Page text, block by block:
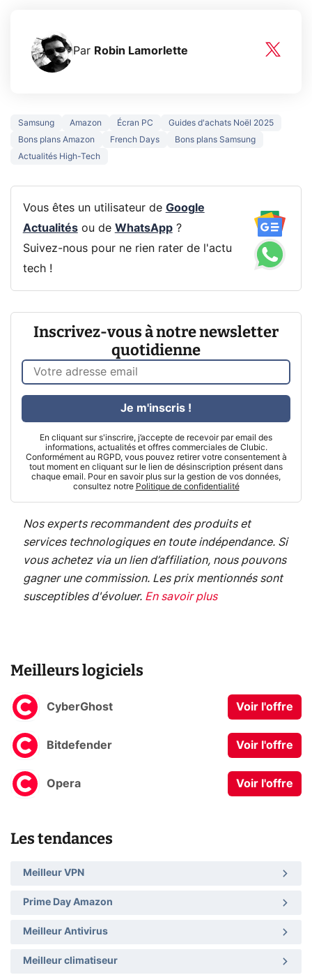
Par Robin Lamorlette
Samsung Amazon Écran PC
Guides d'achats Noël 2025
Bons plans Amazon
French Days
Bons plans Samsung
Actualités High-Tech
Vous êtes un utilisateur de Google
Actualitésou de WhatsApp?
Suivez-nous pour ne rien rater de l'actu
tech !
Inscrivez-vous à notre newsletter
quotidienne
En cliquant sur s'inscrire, j’accepte de recevoir par email des
informations, actualités et offres commerciales de Clubic.
Conformément au RGPD, vous pouvez retirer votre consentement à
tout moment en cliquant sur le lien de désinscription présent dans
chaque email. Pour en savoir plus sur la gestion de vos données,
consultez notre Politique de confidentialité
Je m'inscris !
Nos experts recommandent des produits et
services technologiques en toute indépendance. Si
vous achetez via un lien d’affiliation, nous pouvons
gagner une commission. Les prix mentionnés sont
susceptibles d'évoluer. En savoir plus
Meilleurs logiciels
CyberGhost Voir l'offre
Bitdefender Voir l'offre
Opera Voir l'offre
Les tendances
Meilleur VPN
Prime Day Amazon
Meilleur Antivirus
Meilleur climatiseur